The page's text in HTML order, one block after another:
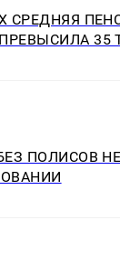
СРЕДНЯЯ
35
ПОЛИСОВ